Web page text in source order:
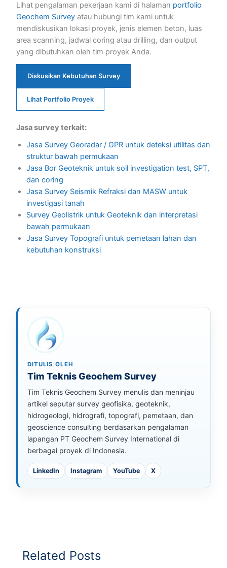
Lihat pengalaman pekerjaan kami di halaman portfolio
Geochem Surveyatau hubungi tim kami untuk
mendiskusikan lokasi proyek, jenis elemen beton, luas
area scanning, jadwal coring atau drilling, dan output
yang dibutuhkan oleh tim proyek Anda.
Diskusikan Kebutuhan Survey
Lihat Portfolio Proyek
Jasa survey terkait:
Jasa Survey Georadar / GPR untuk deteksi utilitas dan
struktur bawah permukaan
Jasa Bor Geoteknik untuk soil investigation test, SPT,
dan coring
Jasa Survey Seismik Refraksi dan MASW untuk
investigasi tanah
Survey Geolistrik untuk Geoteknik dan interpretasi
bawah permukaan
Jasa Survey Topografi untuk pemetaan lahan dan
kebutuhan konstruksi
DITULIS OLEH
Tim Teknis Geochem Survey
Tim Teknis Geochem Survey menulis dan meninjau
artikel seputar survey geofisika, geoteknik,
hidrogeologi, hidrografi, topografi, pemetaan, dan
geoscience consulting berdasarkan pengalaman
lapangan PT Geochem Survey International di
berbagai proyek di Indonesia.
LinkedIn Instagram YouTube X
Related Posts